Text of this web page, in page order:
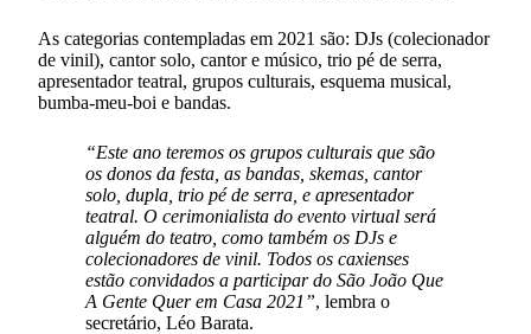
As categorias contempladas em 2021 são: DJs (colecionador
de vinil), cantor solo, cantor e músico, trio pé de serra,
apresentador teatral, grupos culturais, esquema musical,
bumba-meu-boi e bandas.
“Este ano teremos os grupos culturais que são
os donos da festa, as bandas, skemas, cantor
solo, dupla, trio pé de serra, e apresentador
teatral. O cerimonialista do evento virtual será
alguém do teatro, como também os DJs e
colecionadores de vinil. Todos os caxienses
estão convidados a participar do São João Que
A Gente Quer em Casa 2021”, lembra o
secretário, Léo Barata.